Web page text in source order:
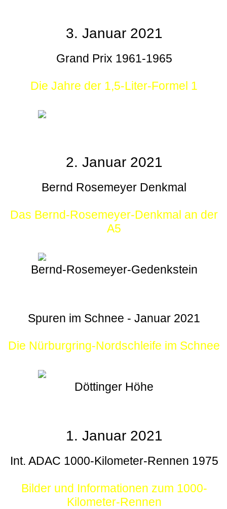
3. Januar 2021
Grand Prix 1961-1965
Die Jahre der 1,5-Liter-Formel 1
2. Januar 2021
Bernd Rosemeyer Denkmal
Das Bernd-Rosemeyer-Denkmal an der
A5
Bernd-Rosemeyer-Gedenkstein
Spuren im Schnee - Januar 2021
Die Nürburgring-Nordschleife im Schnee
Döttinger Höhe
1. Januar 2021
Int. ADAC 1000-Kilometer-Rennen 1975
Bilder und Informationen zum 1000-
Kilometer-Rennen